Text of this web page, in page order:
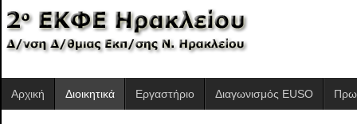
Αρχική Διοικητικά Εργαστήριο Διαγωνισμός EUSO